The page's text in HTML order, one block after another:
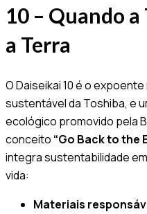
10 – Quando
a Terra
O Daiseikai 10 é o
sustentável da Toshiba, e
ecológico promovido pela
conceito “Go Back to the
integra sustentabilidade
vida:
Materiais